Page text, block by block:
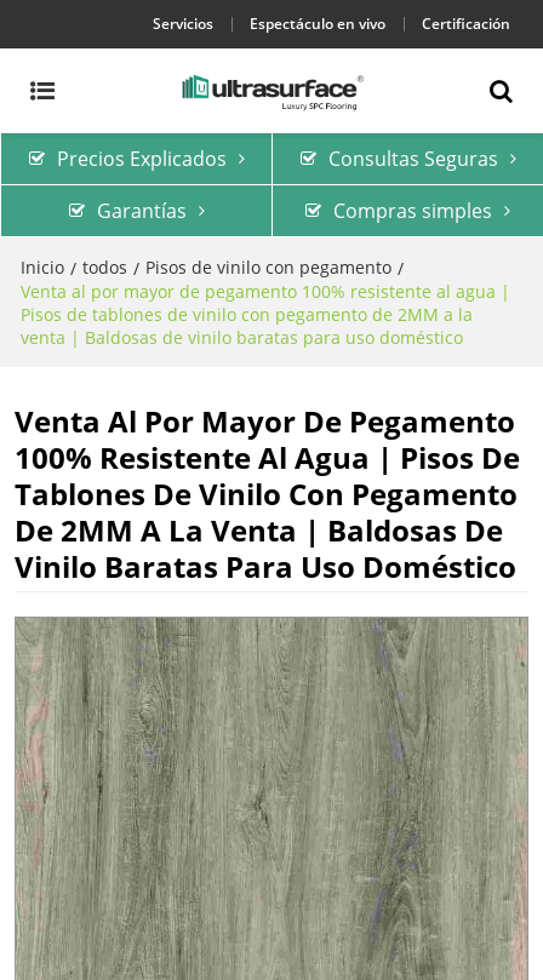
Servicios Espectáculo en vivo Certificación
Precios Explicados
Consultas Seguras
Garantías
Compras simples
Inicio / todos / Pisos de vinilo con pegamento /
Venta al por mayor de pegamento 100% resistente al agua |
Pisos de tablones de vinilo con pegamento de 2MM a la
venta | Baldosas de vinilo baratas para uso doméstico
Venta Al Por Mayor De Pegamento
100% Resistente Al Agua | Pisos De
Tablones De Vinilo Con Pegamento
De 2MM A La Venta | Baldosas De
Vinilo Baratas Para Uso Doméstico